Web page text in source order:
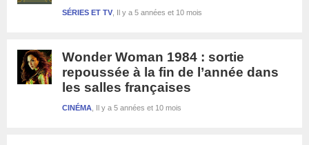
Il y a 5 années et 10 mois
SÉRIES ET TV
Wonder Woman 1984 : sortie
repoussée à la fin de l’année dans
les salles françaises
Il y a 5 années et 10 mois
CINÉMA